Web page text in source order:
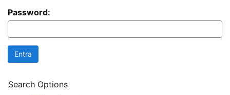
Password:
Search Options